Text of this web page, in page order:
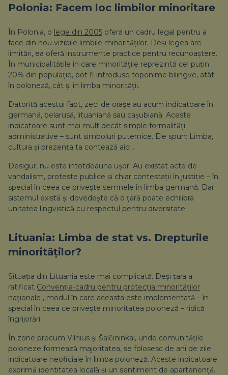
Polonia: Facem loc limbilor minoritare
În Polonia, o lege din 2005 oferă un cadru legal pentru a
face din nou vizibile limbile minorităților. Deși legea are
limitări, ea oferă instrumente practice pentru recunoaștere.
În municipalitățile în care minoritățile reprezintă cel puțin
20% din populație, pot fi introduse toponime bilingve, atât
în poloneză, cât și în limba minorității.
Datorită acestui fapt, zeci de orașe au acum indicatoare în
germană, belarusă, lituaniană sau cașubiană. Aceste
indicatoare sunt mai mult decât simple formalități
administrative – sunt simboluri puternice. Ele spun: Limba,
cultura și prezența ta contează aici .
Desigur, nu este întotdeauna ușor. Au existat acte de
vandalism, proteste publice și chiar contestații în justiție – în
special în ceea ce privește semnele în limba germană. Dar
sistemul există și dovedește că o țară poate echilibra
unitatea lingvistică cu respectul pentru diversitate.
Lituania: Limba de stat vs. Drepturile
minorităților?
Situația din Lituania este mai complicată. Deși țara a
ratificat Convenția-cadru pentru protecția minorităților
naționale , modul în care aceasta este implementată – în
special în ceea ce privește minoritatea poloneză – ridică
îngrijorări.
În zone precum Vilnius și Šalčininkai, unde comunitățile
poloneze formează majoritatea, se folosesc de ani de zile
indicatoare neoficiale în limba poloneză. Aceste indicatoare
exprimă identitatea locală și un sentiment de apartenență.